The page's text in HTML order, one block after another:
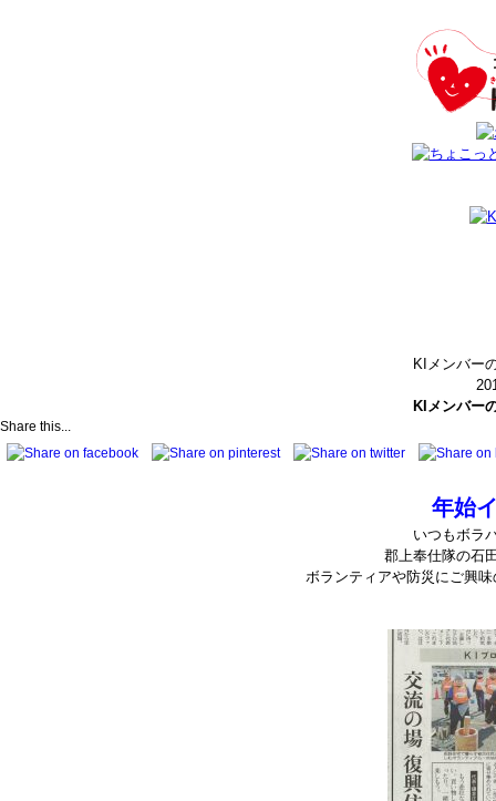
KIメンバー
KIメンバー
Share this...
年始
いつもボラ
郡上奉仕隊の石
ボランティアや防災にご興